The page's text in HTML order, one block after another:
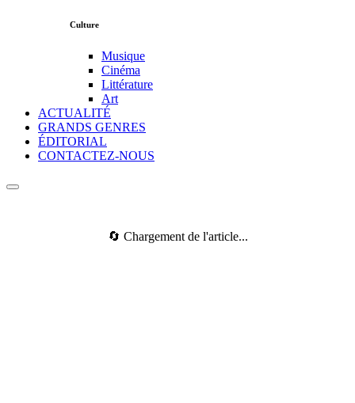
Culture
Musique
Cinéma
Littérature
Art
ACTUALITÉ
GRANDS GENRES
ÉDITORIAL
CONTACTEZ-NOUS
🔄 Chargement de l'article...